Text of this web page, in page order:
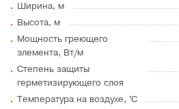
Ширина, м
Высота, м
Мощность греющего
элемента, Вт/м
Степень защиты
герметизирующего слоя
Температура на воздухе, °C